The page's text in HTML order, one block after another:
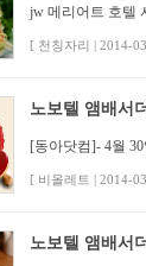
jw 메리어트 호텔
[ 천칭자리 | 2014-
노보텔 앰배서
[동아닷컴]- 4월
[ 비올레트 | 2014-
노보텔 앰배서